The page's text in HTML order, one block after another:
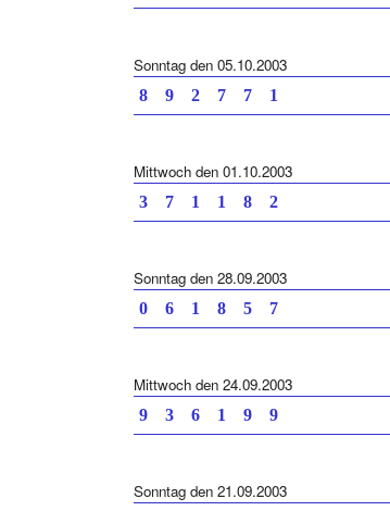
Sonntag den 05.10.2003
8 9 2 7 7 1
Mittwoch den 01.10.2003
3 7 1 1 8 2
Sonntag den 28.09.2003
0 6 1 8 5 7
Mittwoch den 24.09.2003
9 3 6 1 9 9
Sonntag den 21.09.2003